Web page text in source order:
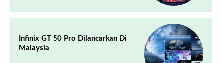
Infinix GT 50 Pro Dilancarkan Di
Malaysia